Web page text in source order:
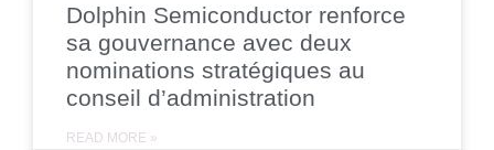
Dolphin Semiconductor renforce
sa gouvernance avec deux
nominations stratégiques au
conseil d’administration
READ MORE »